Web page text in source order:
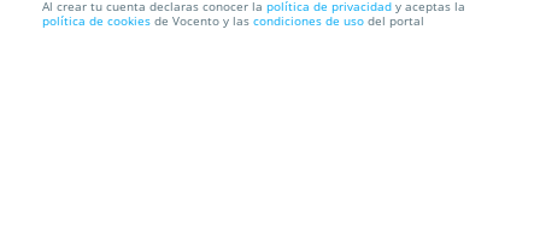
DESAYUNO CÁNTABRO MAS VISITA AL MUSEO DEL
Al crear tu cuenta declaras conocer la política de privacidad y aceptas la
política de cookies de Vocento y las condiciones de uso del portal